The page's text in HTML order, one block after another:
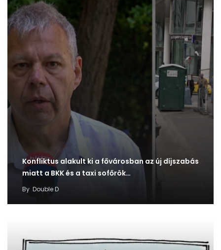
Konfliktus alakult ki a fővárosban az új díjszabás
miatt a BKK és a taxi sofőrök…
By Double D